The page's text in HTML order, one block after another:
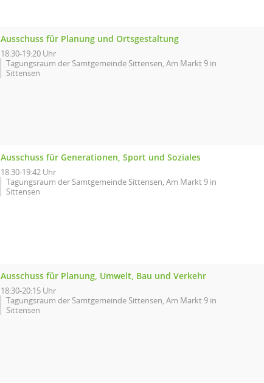
Ausschuss für Planung und Ortsgestaltung
18:30-19:20 Uhr
Tagungsraum der Samtgemeinde Sittensen, Am Markt 9 in
Sittensen
Ausschuss für Generationen, Sport und Soziales
18:30-19:42 Uhr
Tagungsraum der Samtgemeinde Sittensen, Am Markt 9 in
Sittensen
Ausschuss für Planung, Umwelt, Bau und Verkehr
18:30-20:15 Uhr
Tagungsraum der Samtgemeinde Sittensen, Am Markt 9 in
Sittensen